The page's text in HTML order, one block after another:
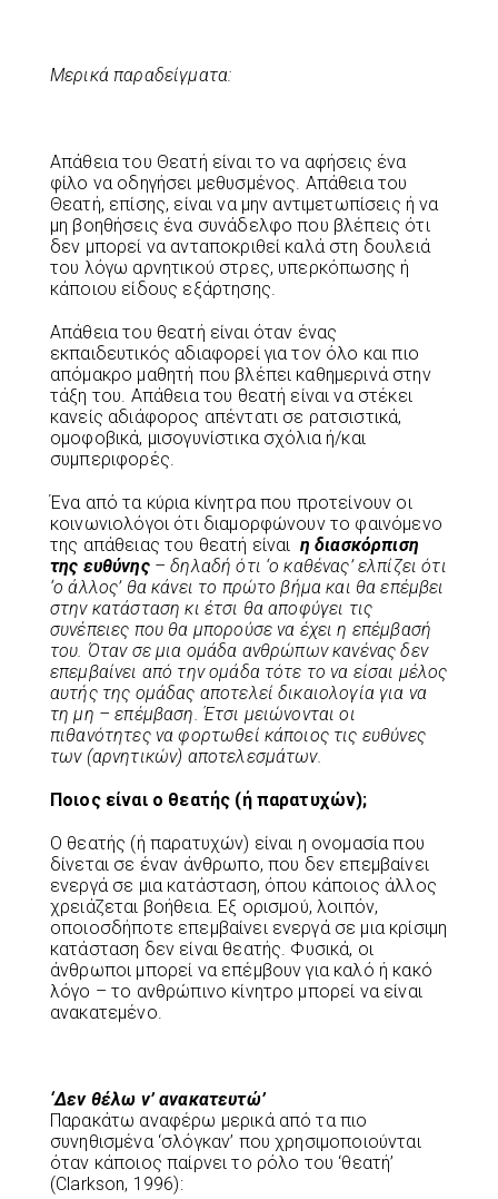
Μερικά παραδείγματα:
Απάθεια του Θεατή είναι το να αφήσεις ένα
φίλο να οδηγήσει μεθυσμένος. Απάθεια του
Θεατή, επίσης, είναι να μην αντιμετωπίσεις ή να
μη βοηθήσεις ένα συνάδελφο που βλέπεις ότι
δεν μπορεί να ανταποκριθεί καλά στη δουλειά
του λόγω αρνητικού στρες, υπερκόπωσης ή
κάποιου είδους εξάρτησης.
Απάθεια του θεατή είναι όταν ένας
εκπαιδευτικός αδιαφορεί για τον όλο και πιο
απόμακρο μαθητή που βλέπει καθημερινά στην
τάξη του. Απάθεια του θεατή είναι να στέκει
κανείς αδιάφορος απέντατι σε ρατσιστικά,
ομοφοβικά, μισογυνίστικα σχόλια ή/και
συμπεριφορές.
Ένα από τα κύρια κίνητρα που προτείνουν οι
κοινωνιολόγοι ότι διαμορφώνουν το φαινόμενο
της απάθειας του θεατή είναι η διασκόρπιση
της ευθύνης– δηλαδή ότι ‘ο καθένας’ ελπίζει ότι
‘ο άλλος’ θα κάνει το πρώτο βήμα και θα επέμβει
στην κατάσταση κι έτσι θα αποφύγει τις
συνέπειες που θα μπορούσε να έχει η επέμβασή
του. Όταν σε μια ομάδα ανθρώπων κανένας δεν
επεμβαίνει από την ομάδα τότε το να είσαι μέλος
αυτής της ομάδας αποτελεί δικαιολογία για να
τη μη – επέμβαση. Έτσι μειώνονται οι
πιθανότητες να φορτωθεί κάποιος τις ευθύνες
των (αρνητικών) αποτελεσμάτων.
Ποιος είναι ο θεατής (ή παρατυχών);
Ο θεατής (ή παρατυχών) είναι η ονομασία που
δίνεται σε έναν άνθρωπο, που δεν επεμβαίνει
ενεργά σε μια κατάσταση, όπου κάποιος άλλος
χρειάζεται βοήθεια. Εξ ορισμού, λοιπόν,
οποιοσδήποτε επεμβαίνει ενεργά σε μια κρίσιμη
κατάσταση δεν είναι θεατής. Φυσικά, οι
άνθρωποι μπορεί να επέμβουν για καλό ή κακό
λόγο – το ανθρώπινο κίνητρο μπορεί να είναι
ανακατεμένο.
‘Δεν θέλω ν’ ανακατευτώ’
Παρακάτω αναφέρω μερικά από τα πιο
συνηθισμένα ‘σλόγκαν’ που χρησιμοποιούνται
όταν κάποιος παίρνει το ρόλο του ‘θεατή’
(Clarkson, 1996):